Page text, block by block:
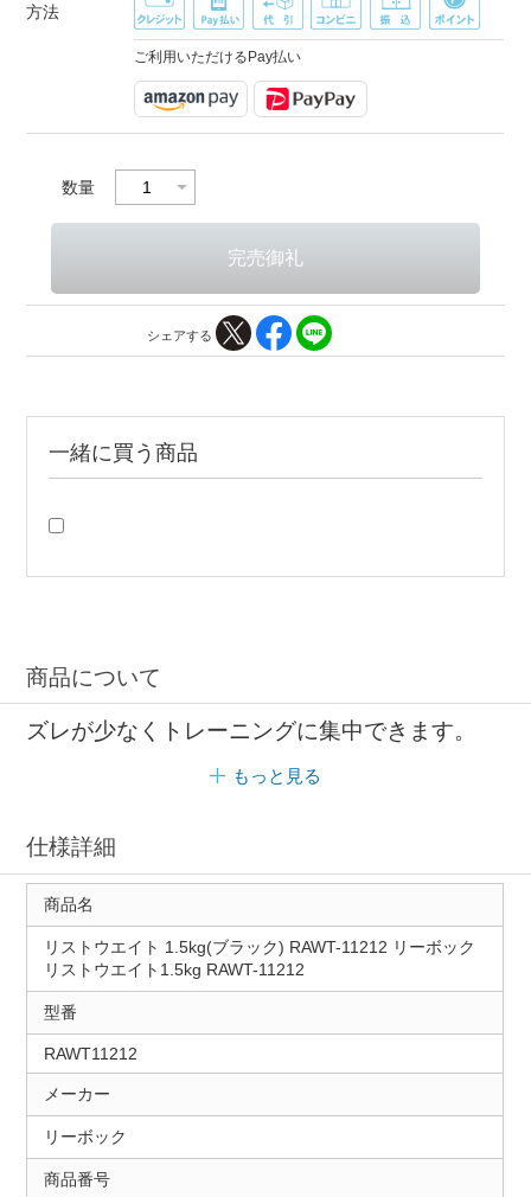
方法
ご利用いただけるPay払い
数量
シェアする
一緒に買う商品
商品について
ズレが少なくトレーニングに集中できます。
もっと見る
仕様詳細
商品名
リストウエイト 1.5kg(ブラック) RAWT-11212 リーボック
リストウエイト1.5kg RAWT-11212
型番
RAWT11212
メーカー
リーボック
商品番号